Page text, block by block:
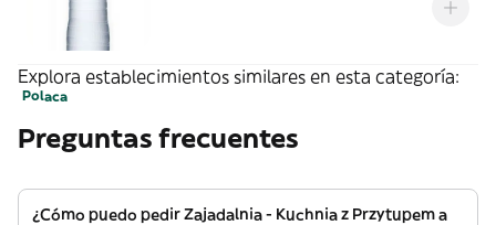
Explora establecimientos similares en esta categoría:
Polaca
Preguntas frecuentes
¿Cómo puedo pedir Zajadalnia - Kuchnia z Przytupem a